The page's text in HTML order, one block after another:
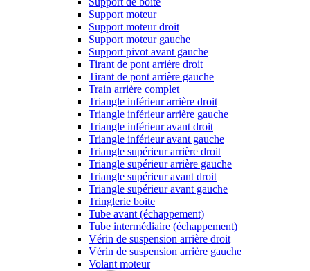
Support moteur
Support moteur droit
Support moteur gauche
Support pivot avant gauche
Tirant de pont arrière droit
Tirant de pont arrière gauche
Train arrière complet
Triangle inférieur arrière droit
Triangle inférieur arrière gauche
Triangle inférieur avant droit
Triangle inférieur avant gauche
Triangle supérieur arrière droit
Triangle supérieur arrière gauche
Triangle supérieur avant droit
Triangle supérieur avant gauche
Tringlerie boite
Tube avant (échappement)
Tube intermédiaire (échappement)
Vérin de suspension arrière droit
Vérin de suspension arrière gauche
Volant moteur